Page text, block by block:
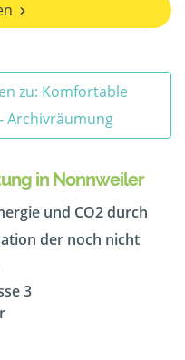
zu: Komfortable
Archivräumung
in Nonnweiler
und CO2 durch
der noch nicht
3